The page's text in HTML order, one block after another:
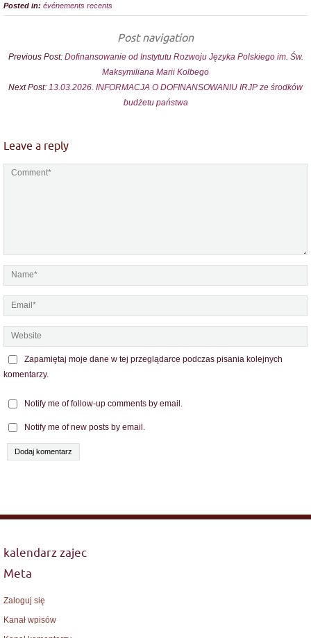
Posted in: événements recents
Post navigation
Previous Post: Dofinansowanie od Instytutu Rozwoju Języka Polskiego im. Św.
Maksymiliana Marii Kolbego
Next Post: 13.03.2026. INFORMACJA O DOFINANSOWANIU IRJP ze środków
budżetu państwa
Leave a reply
Zapamiętaj moje dane w tej przeglądarce podczas pisania kolejnych
komentarzy.
Notify me of follow-up comments by email.
Notify me of new posts by email.
kalendarz zajec
Meta
Zaloguj się
Kanał wpisów